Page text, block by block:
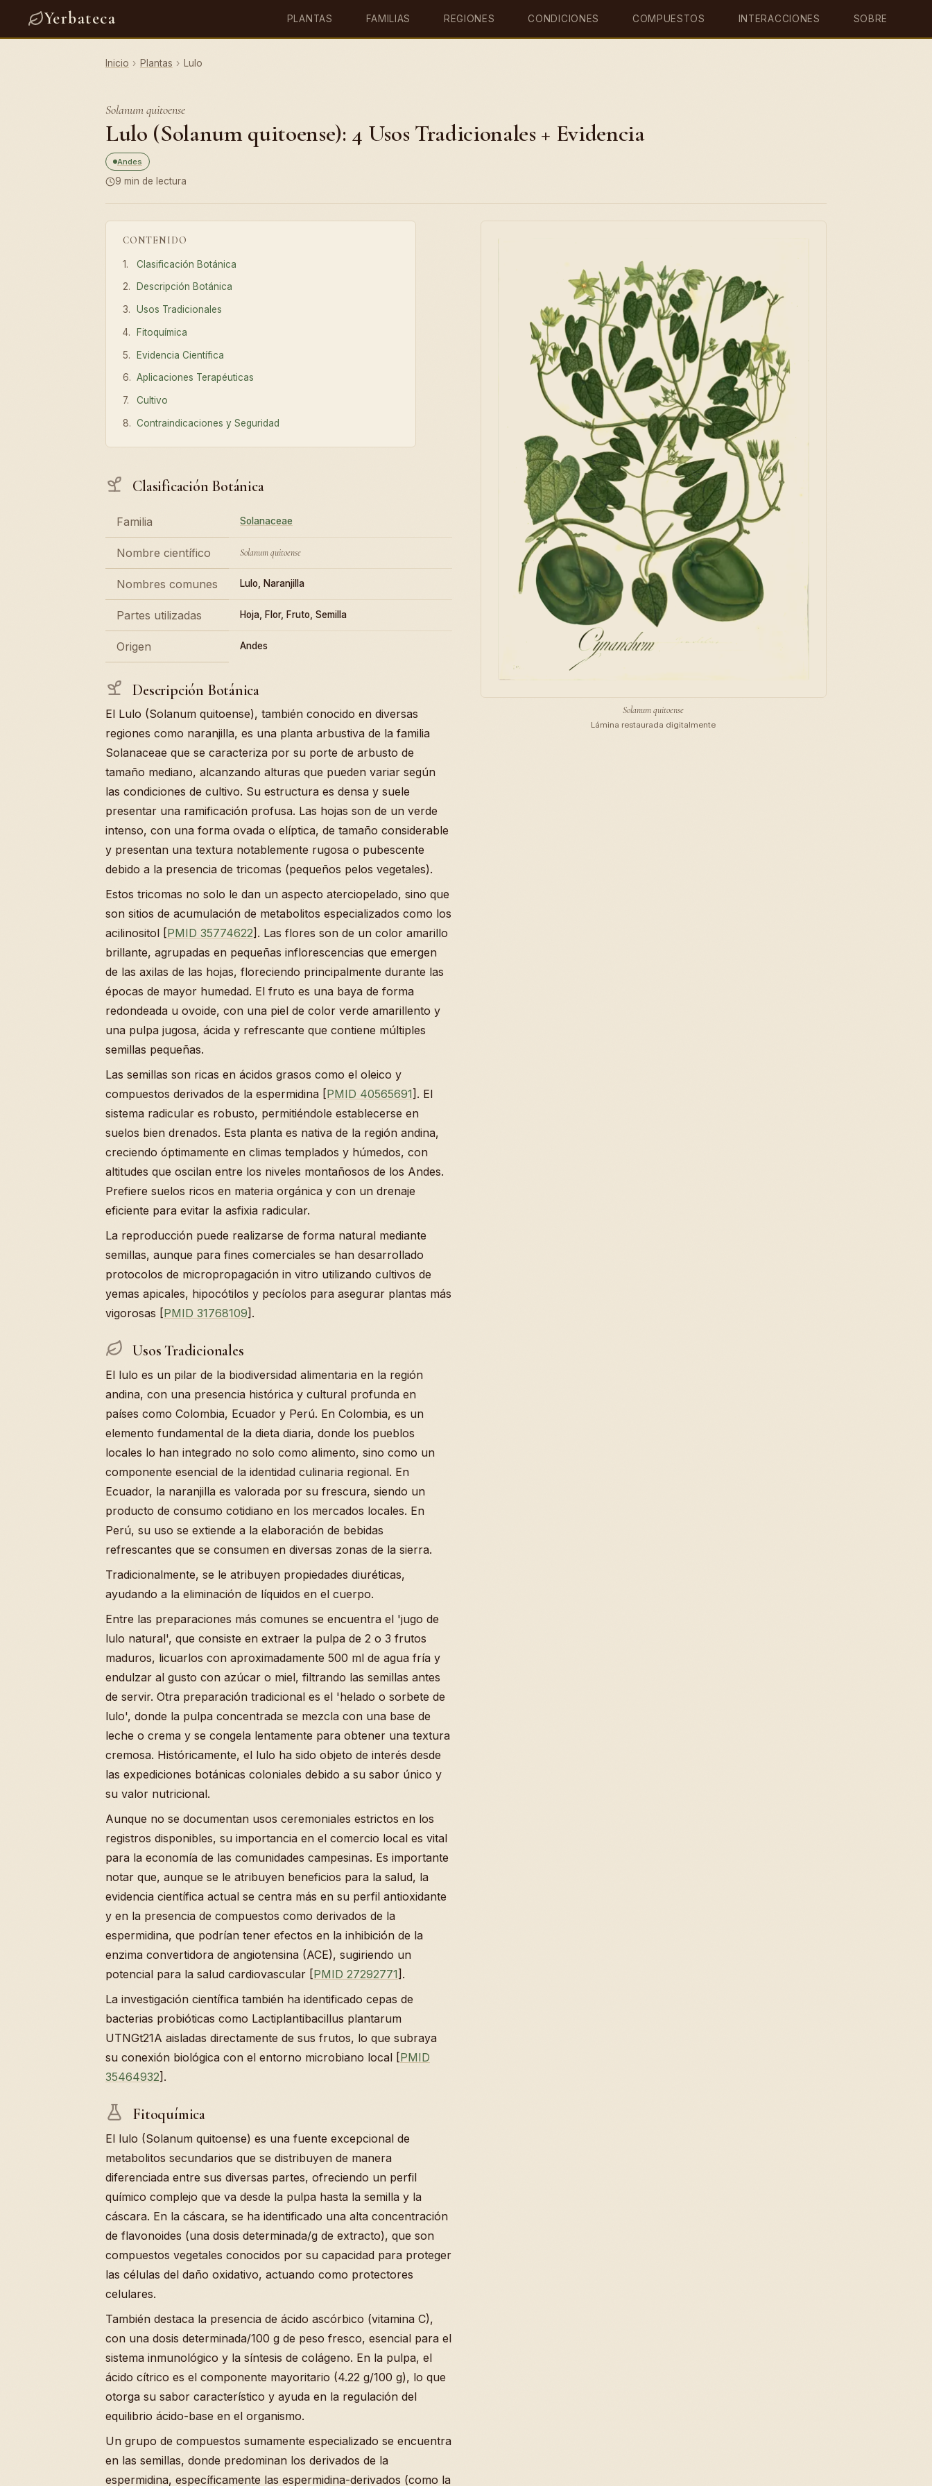
Yerbateca PLANTAS FAMILIAS REGIONES CONDICIONES COMPUESTOS INTERACCIONES SOBRE
Inicio › Plantas › Lulo
Solanum quitoense
Lulo (Solanum quitoense): 4 Usos Tradicionales + Evidencia
Andes
9 min de lectura
CONTENIDO
Clasificación Botánica
Descripción Botánica
Usos Tradicionales
Fitoquímica
Evidencia Científica
Aplicaciones Terapéuticas
Cultivo
Contraindicaciones y Seguridad
Clasificación Botánica
Familia Solanaceae
Nombre científico Solanum quitoense
Nombres comunes Lulo, Naranjilla
Partes utilizadas Hoja, Flor, Fruto, Semilla
Origen Andes
Descripción Botánica
El Lulo (Solanum quitoense), también conocido en diversas
regiones como naranjilla, es una planta arbustiva de la familia
Solanaceae que se caracteriza por su porte de arbusto de
tamaño mediano, alcanzando alturas que pueden variar según
las condiciones de cultivo. Su estructura es densa y suele
presentar una ramificación profusa. Las hojas son de un verde
intenso, con una forma ovada o elíptica, de tamaño considerable
y presentan una textura notablemente rugosa o pubescente
debido a la presencia de tricomas (pequeños pelos vegetales).
Estos tricomas no solo le dan un aspecto aterciopelado, sino que
son sitios de acumulación de metabolitos especializados como los
acilinositol [PMID 35774622]. Las flores son de un color amarillo
brillante, agrupadas en pequeñas inflorescencias que emergen
de las axilas de las hojas, floreciendo principalmente durante las
épocas de mayor humedad. El fruto es una baya de forma
redondeada u ovoide, con una piel de color verde amarillento y
una pulpa jugosa, ácida y refrescante que contiene múltiples
semillas pequeñas.
Las semillas son ricas en ácidos grasos como el oleico y
compuestos derivados de la espermidina [PMID 40565691]. El
sistema radicular es robusto, permitiéndole establecerse en
suelos bien drenados. Esta planta es nativa de la región andina,
creciendo óptimamente en climas templados y húmedos, con
altitudes que oscilan entre los niveles montañosos de los Andes.
Prefiere suelos ricos en materia orgánica y con un drenaje
eficiente para evitar la asfixia radicular.
La reproducción puede realizarse de forma natural mediante
semillas, aunque para fines comerciales se han desarrollado
protocolos de micropropagación in vitro utilizando cultivos de
yemas apicales, hipocótilos y pecíolos para asegurar plantas más
vigorosas [PMID 31768109].
Usos Tradicionales
El lulo es un pilar de la biodiversidad alimentaria en la región
andina, con una presencia histórica y cultural profunda en
países como Colombia, Ecuador y Perú. En Colombia, es un
elemento fundamental de la dieta diaria, donde los pueblos
locales lo han integrado no solo como alimento, sino como un
componente esencial de la identidad culinaria regional. En
Ecuador, la naranjilla es valorada por su frescura, siendo un
producto de consumo cotidiano en los mercados locales. En
Perú, su uso se extiende a la elaboración de bebidas
refrescantes que se consumen en diversas zonas de la sierra.
Tradicionalmente, se le atribuyen propiedades diuréticas,
ayudando a la eliminación de líquidos en el cuerpo.
Entre las preparaciones más comunes se encuentra el 'jugo de
lulo natural', que consiste en extraer la pulpa de 2 o 3 frutos
maduros, licuarlos con aproximadamente 500 ml de agua fría y
endulzar al gusto con azúcar o miel, filtrando las semillas antes
de servir. Otra preparación tradicional es el 'helado o sorbete de
lulo', donde la pulpa concentrada se mezcla con una base de
leche o crema y se congela lentamente para obtener una textura
cremosa. Históricamente, el lulo ha sido objeto de interés desde
las expediciones botánicas coloniales debido a su sabor único y
su valor nutricional.
Aunque no se documentan usos ceremoniales estrictos en los
registros disponibles, su importancia en el comercio local es vital
para la economía de las comunidades campesinas. Es importante
notar que, aunque se le atribuyen beneficios para la salud, la
evidencia científica actual se centra más en su perfil antioxidante
y en la presencia de compuestos como derivados de la
espermidina, que podrían tener efectos en la inhibición de la
enzima convertidora de angiotensina (ACE), sugiriendo un
potencial para la salud cardiovascular [PMID 27292771].
La investigación científica también ha identificado cepas de
bacterias probióticas como Lactiplantibacillus plantarum
UTNGt21A aisladas directamente de sus frutos, lo que subraya
su conexión biológica con el entorno microbiano local [PMID
35464932].
Fitoquímica
El lulo (Solanum quitoense) es una fuente excepcional de
metabolitos secundarios que se distribuyen de manera
diferenciada entre sus diversas partes, ofreciendo un perfil
químico complejo que va desde la pulpa hasta la semilla y la
cáscara. En la cáscara, se ha identificado una alta concentración
de flavonoides (una dosis determinada/g de extracto), que son
compuestos vegetales conocidos por su capacidad para proteger
las células del daño oxidativo, actuando como protectores
celulares.
También destaca la presencia de ácido ascórbico (vitamina C),
con una dosis determinada/100 g de peso fresco, esencial para el
sistema inmunológico y la síntesis de colágeno. En la pulpa, el
ácido cítrico es el componente mayoritario (4.22 g/100 g), lo que
otorga su sabor característico y ayuda en la regulación del
equilibrio ácido-base en el organismo.
Un grupo de compuestos sumamente especializado se encuentra
en las semillas, donde predominan los derivados de la
espermidina, específicamente las espermidina-derivados (como la
Solanum quitoense
Lámina restaurada digitalmente